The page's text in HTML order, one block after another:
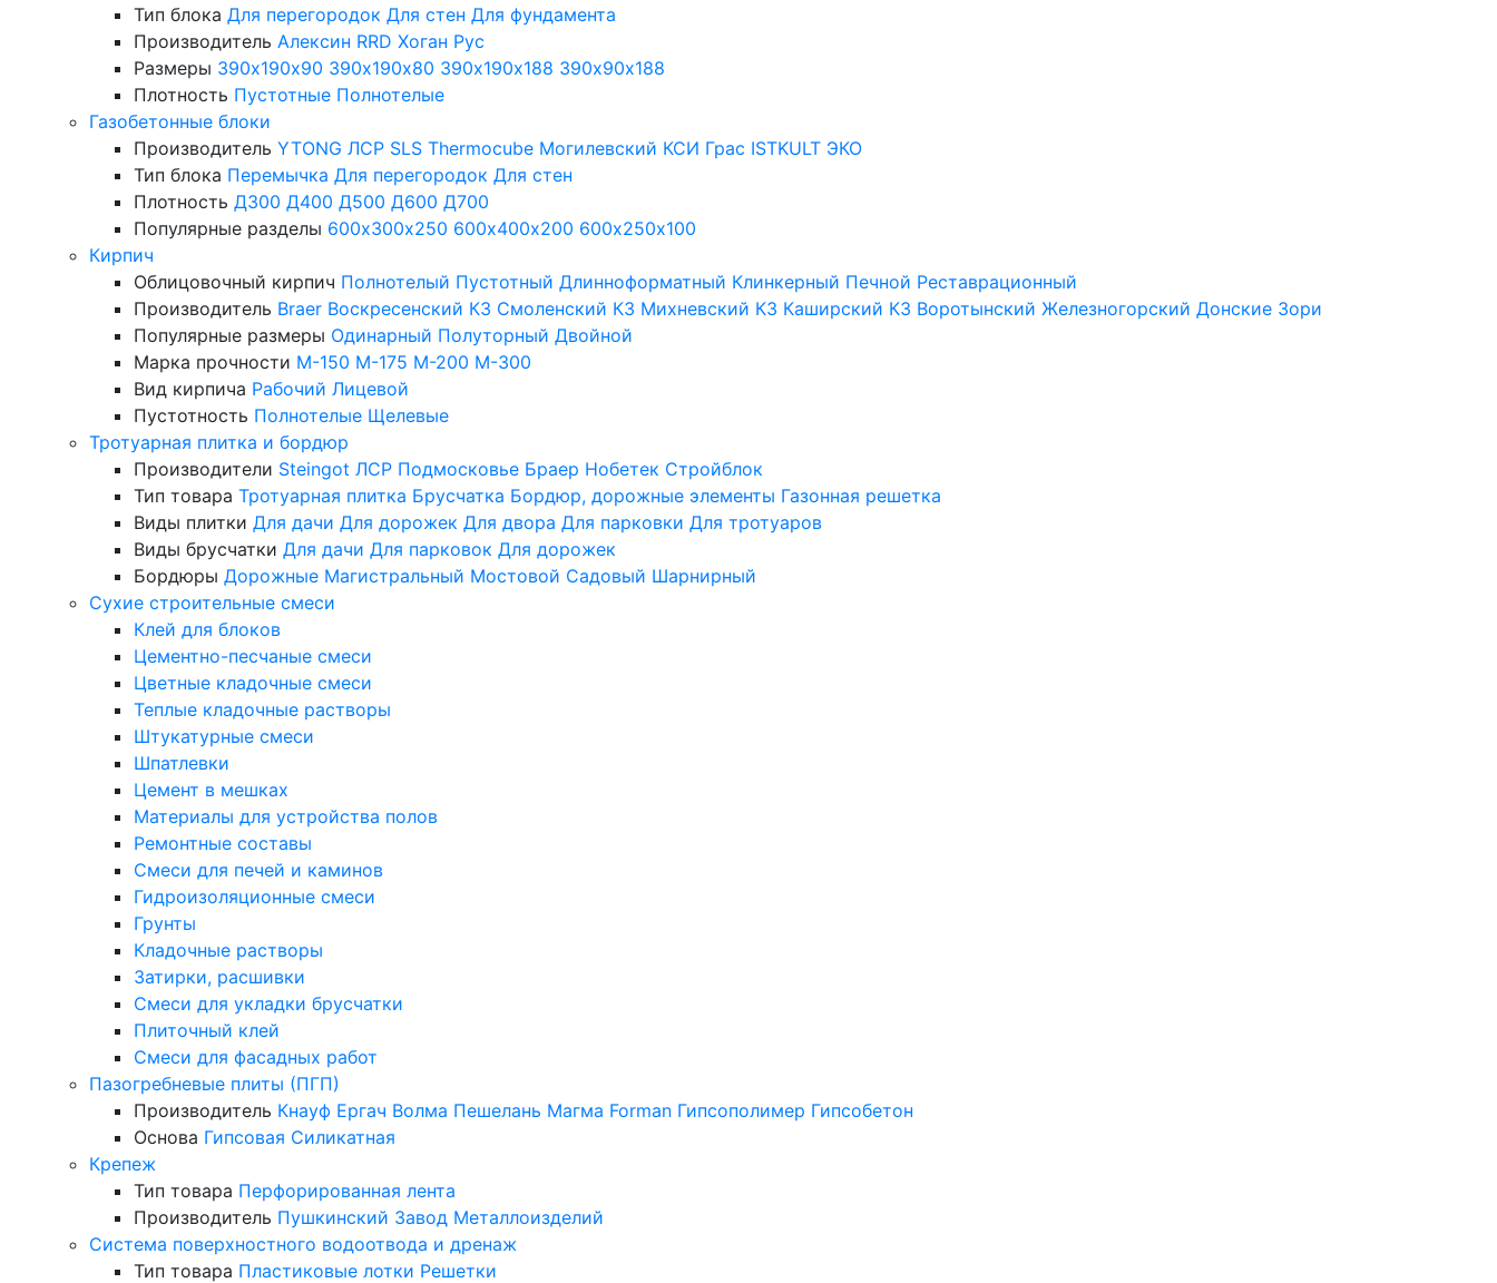
Тип блока Для перегородок Для стен Для фундамента
Производитель Алексин RRD Хоган Рус
Размеры 390х190х90 390х190х80 390х190х188 390х90х188
Плотность Пустотные Полнотелые
Газобетонные блоки
Производитель YTONG ЛСР SLS Thermocube Могилевский КСИ Грас ISTKULT ЭКО
Тип блока Перемычка Для перегородок Для стен
Плотность Д300 Д400 Д500 Д600 Д700
Популярные разделы 600х300х250 600х400х200 600х250х100
Кирпич
Облицовочный кирпич Полнотелый Пустотный Длинноформатный Клинкерный Печной Реставрационный
Производитель Braer Воскресенский КЗ Смоленский КЗ Михневский КЗ Каширский КЗ Воротынский Железногорский Донские Зори
Популярные размеры Одинарный Полуторный Двойной
Марка прочности М-150 М-175 М-200 М-300
Вид кирпича Рабочий Лицевой
Пустотность Полнотелые Щелевые
Тротуарная плитка и бордюр
Производители Steingot ЛСР Подмосковье Браер Нобетек Стройблок
Тип товара Тротуарная плитка Брусчатка Бордюр, дорожные элементы Газонная решетка
Виды плитки Для дачи Для дорожек Для двора Для парковки Для тротуаров
Виды брусчатки Для дачи Для парковок Для дорожек
Бордюры Дорожные Магистральный Мостовой Садовый Шарнирный
Сухие строительные смеси
Клей для блоков
Цементно-песчаные смеси
Цветные кладочные смеси
Теплые кладочные растворы
Штукатурные смеси
Шпатлевки
Цемент в мешках
Материалы для устройства полов
Ремонтные составы
Смеси для печей и каминов
Гидроизоляционные смеси
Грунты
Кладочные растворы
Затирки, расшивки
Смеси для укладки брусчатки
Плиточный клей
Смеси для фасадных работ
Пазогребневые плиты (ПГП)
Производитель Кнауф Ергач Волма Пешелань Магма Forman Гипсополимер Гипсобетон
Основа Гипсовая Силикатная
Крепеж
Тип товара Перфорированная лента
Производитель Пушкинский Завод Металлоизделий
Система поверхностного водоотвода и дренаж
Тип товара Пластиковые лотки Решетки